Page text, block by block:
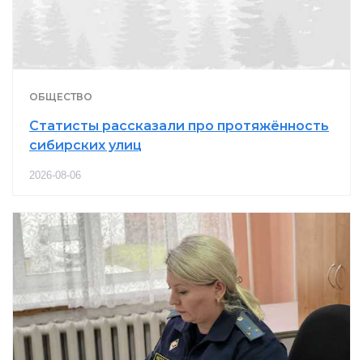
ОБЩЕСТВО
Статисты рассказали про протяжённость
сибирских улиц
2026-08-06